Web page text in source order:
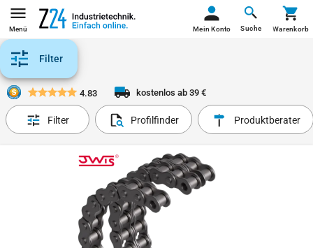
Menü Suche
Mein Konto Warenkorb
Filter
4.83 kostenlos ab 39 €
Filter Profilfinder Produktberater